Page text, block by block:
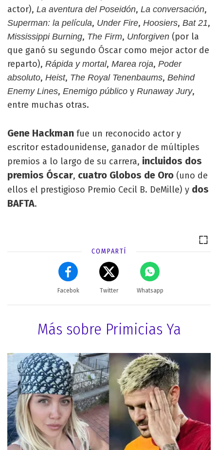
actor), La aventura del Poseidón, La conversación,
Superman: la película, Under Fire, Hoosiers, Bat 21,
Mississippi Burning, The Firm, Unforgiven (por la
que ganó su segundo Óscar como mejor actor de
reparto), Rápida y mortal, Marea roja, Poder
absoluto, Heist, The Royal Tenenbaums, Behind
Enemy Lines, Enemigo público y Runaway Jury,
entre muchas otras.
Gene Hackman fue un reconocido actor y
escritor estadounidense, ganador de múltiples
premios a lo largo de su carrera, incluidos dos
premios Óscar, cuatro Globos de Oro (uno de
ellos el prestigioso Premio Cecil B. DeMille) y dos
BAFTA.
COMPARTÍ
Facebok Twitter Whatsapp
Más sobre Primicias Ya